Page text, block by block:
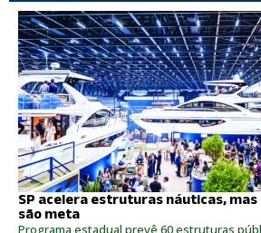
SP acelera estruturas náuticas, mas
são meta
Programa estadual prevê 60 estruturas